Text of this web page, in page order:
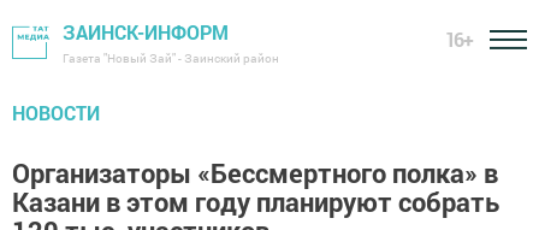
ЗАИНСК-ИНФОРМ
Газета "Новый Зай" - Заинский район
16+
НОВОСТИ
Организаторы «Бессмертного полка» в
Казани в этом году планируют собрать